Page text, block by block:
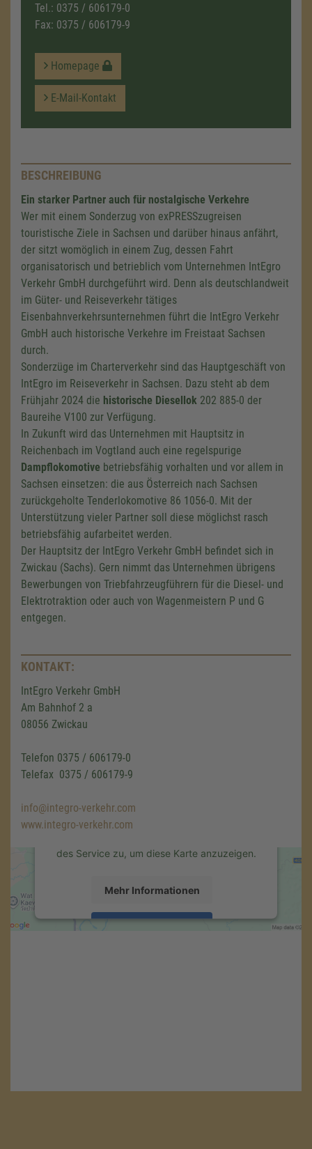
Tel.: 0375 / 606179-0
Fax: 0375 / 606179-9
Homepage
E-Mail-Kontakt
BESCHREIBUNG
Ein starker Partner auch für nostalgische Verkehre
Wer mit einem Sonderzug von exPRESSzugreisen
touristische Ziele in Sachsen und darüber hinaus anfährt,
der sitzt womöglich in einem Zug, dessen Fahrt
organisatorisch und betrieblich vom Unternehmen IntEgro
Verkehr GmbH durchgeführt wird. Denn als deutschlandweit
im Güter- und Reiseverkehr tätiges
Eisenbahnverkehrsunternehmen führt die IntEgro Verkehr
GmbH auch historische Verkehre im Freistaat Sachsen
durch.
Sonderzüge im Charterverkehr sind das Hauptgeschäft von
IntEgro im Reiseverkehr in Sachsen. Dazu steht ab dem
Frühjahr 2024 die historische Diesellok 202 885-0 der
Baureihe V100 zur Verfügung.
In Zukunft wird das Unternehmen mit Hauptsitz in
Reichenbach im Vogtland auch eine regelspurige
Dampflokomotive betriebsfähig vorhalten und vor allem in
Sachsen einsetzen: die aus Österreich nach Sachsen
zurückgeholte Tenderlokomotive 86 1056-0. Mit der
Unterstützung vieler Partner soll diese möglichst rasch
betriebsfähig aufarbeitet werden.
Der Hauptsitz der IntEgro Verkehr GmbH befindet sich in
Zwickau (Sachs). Gern nimmt das Unternehmen übrigens
Bewerbungen von Triebfahrzeugführern für die Diesel- und
Elektrotraktion oder auch von Wagenmeistern P und G
entgegen.
KONTAKT:
IntEgro Verkehr GmbH
Am Bahnhof 2 a
08056 Zwickau
Telefon 0375 / 606179-0
Telefax 0375 / 606179-9
info@integro-verkehr.com
www.integro-verkehr.com
Wir benötigen Ihre Zustimmung,
Wir verwenden einen Service eines
Dieser Service kann Daten zu Ihren
Aktivitäten sammeln. Bitte lesen Sie die
des Service zu, um diese Karte anzuzeigen.
Mehr Informationen